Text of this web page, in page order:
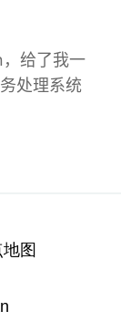
给了我一
处理系统
图